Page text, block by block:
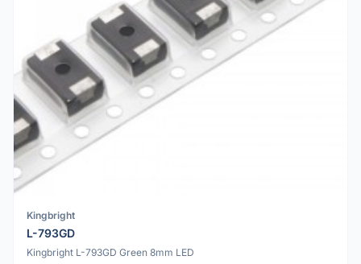
Kingbright
L-793GD
Kingbright L-793GD Green 8mm LED